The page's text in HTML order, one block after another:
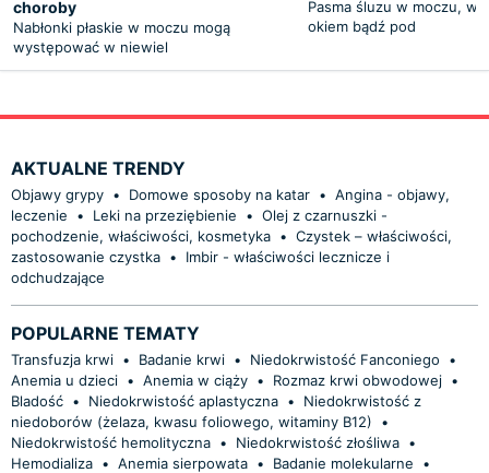
choroby
Nabłonki płaskie w moczu mogą
występować w niewiel
Pasma śluzu w moczu,
okiem bądź pod
AKTUALNE TRENDY
Objawy grypy • Domowe sposoby na katar • Angina - objawy,
leczenie
• Leki na przeziębienie • Olej z czarnuszki -
pochodzenie, właściwości, kosmetyka • Czystek – właściwości,
zastosowanie czystka •
Imbir - właściwości lecznicze i
odchudzające
POPULARNE TEMATY
Transfuzja krwi • Badanie krwi • Niedokrwistość Fanconiego
•
Anemia u dzieci • Anemia w ciąży • Rozmaz krwi obwodowej •
Bladość • Niedokrwistość aplastyczna •
Niedokrwistość z
niedoborów (żelaza, kwasu foliowego, witaminy B12)
•
Niedokrwistość hemolityczna • Niedokrwistość złośliwa •
Hemodializa • Anemia sierpowata • Badanie molekularne
•